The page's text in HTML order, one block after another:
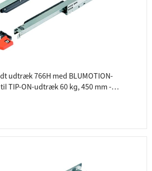
udtræk 766H med BLUMOTION-
TIP-ON-udtræk 60 kg, 450 mm -